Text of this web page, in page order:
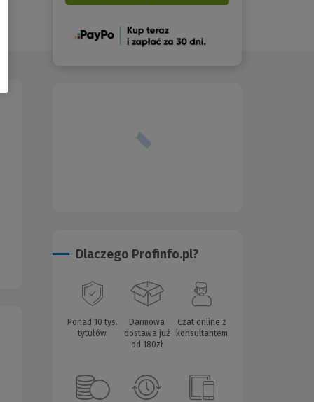
(Nowe
Dlaczego Profinfo.pl?
Ponad 10 tys.
tytułów
Darmowa
dostawa już
od 180zł
Czat online z
konsultantem